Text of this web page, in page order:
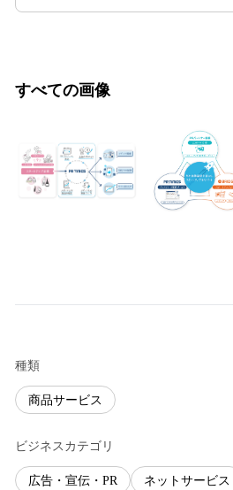
すべての画像
種類
商品サービス
ビジネスカテゴリ
広告・宣伝・PR ネットサービス